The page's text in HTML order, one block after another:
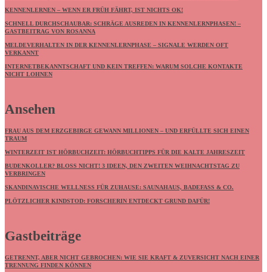
KENNENLERNEN – WENN ER FRÜH FÄHRT, IST NICHTS OK!
SCHNELL DURCHSCHAUBAR: SCHRÄGE AUSREDEN IN KENNENLERNPHASEN! –
GASTBEITRAG VON ROSANNA
MELDEVERHALTEN IN DER KENNENLERNPHASE – SIGNALE WERDEN OFT
VERKANNT
INTERNETBEKANNTSCHAFT UND KEIN TREFFEN: WARUM SOLCHE KONTAKTE
NICHT LOHNEN
Ansehen
FRAU AUS DEM ERZGEBIRGE GEWANN MILLIONEN – UND ERFÜLLTE SICH EINEN
TRAUM
WINTERZEIT IST HÖRBUCHZEIT: HÖRBUCHTIPPS FÜR DIE KALTE JAHRESZEIT
BUDENKOLLER? BLOSS NICHT! 3 IDEEN, DEN ZWEITEN WEIHNACHTSTAG ZU V
ERBRINGEN
SKANDINAVISCHE WELLNESS FÜR ZUHAUSE: SAUNAHAUS, BADEFASS & CO.
PLÖTZLICHER KINDSTOD: FORSCHERIN ENTDECKT GRUND DAFÜR!
Gastbeiträge
GETRENNT, ABER NICHT GEBROCHEN: WIE SIE KRAFT & ZUVERSICHT NACH EINER
TRENNUNG FINDEN KÖNNEN